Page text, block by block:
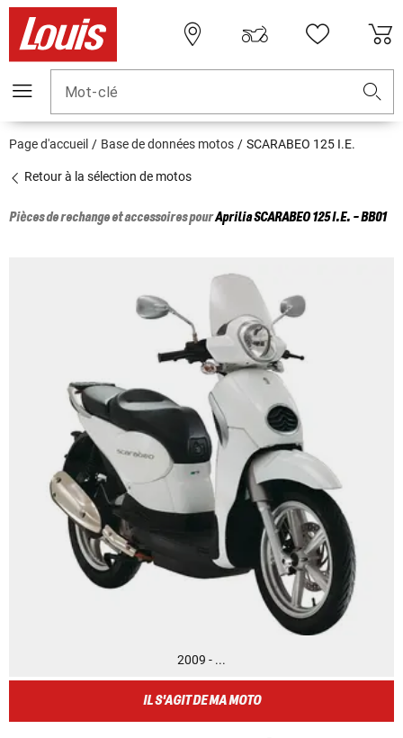
Mot-clé
Page d'accueil Base de données motos SCARABEO 125 I.E.
Retour à la sélection de motos
Pièces de rechange et accessoires pourApriliaSCARABEO 125 I.E. - BB01
2009 - ...
IL S'AGIT DE MA MOTO